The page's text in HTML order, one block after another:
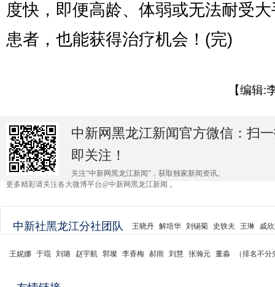
度快，即便高龄、体弱或无法耐受
患者，也能获得治疗机会！(完)
【编辑:
中新网黑龙江新闻官方微信：扫
即关注！
关注“中新网黑龙江新闻”，获取独家新闻资讯。
更多精彩请关注各大微博平台@中新网黑龙江新闻 。
中新社黑龙江分社团队 王晓丹 解培华 刘锡菊 史轶夫 王琳 戚
王妮娜 于琨 刘璐 赵宇航 郭璨 李香梅 郝雨 刘慧 张瀚元 董淼 （排名不